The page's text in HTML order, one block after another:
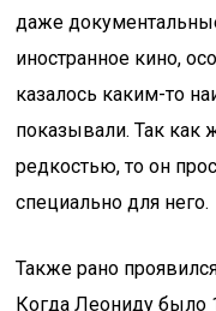
даже
иностранное кино,
казалось каким-то
показывали. Так как
редкостью, то он
специально для него.
Также рано
Когда Леониду было